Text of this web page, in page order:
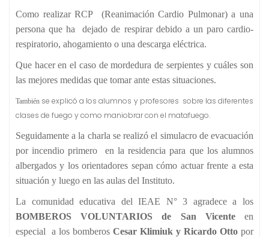
Como realizar RCP (Reanimación Cardio Pulmonar) a una
persona que ha dejado de respirar debido a un paro cardio-
respiratorio, ahogamiento o una descarga eléctrica.
Que hacer en el caso de mordedura de serpientes y cuáles son
las mejores medidas que tomar ante estas situaciones.
También se explicó a los alumnos y profesores sobre las diferentes
clases de fuego y como maniobrar con el matafuego.
Seguidamente a la charla se realizó el simulacro de evacuación
por incendio primero en la residencia para que los alumnos
albergados y los orientadores sepan cómo actuar frente a esta
situación y luego en las aulas del Instituto.
La comunidad educativa del IEAE N° 3 agradece a los
BOMBEROS VOLUNTARIOS de San Vicenteen
especial a los bomberos Cesar Klimiuk y Ricardo Otto por